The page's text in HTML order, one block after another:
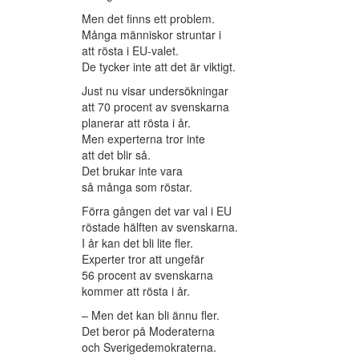
Men det finns ett problem.
Många människor struntar i
att rösta i EU-valet.
De tycker inte att det är viktigt.
Just nu visar undersökningar
att 70 procent av svenskarna
planerar att rösta i år.
Men experterna tror inte
att det blir så.
Det brukar inte vara
så många som röstar.
Förra gången det var val i EU
röstade hälften av svenskarna.
I år kan det bli lite fler.
Experter tror att ungefär
56 procent av svenskarna
kommer att rösta i år.
– Men det kan bli ännu fler.
Det beror på Moderaterna
och Sverigedemokraterna.